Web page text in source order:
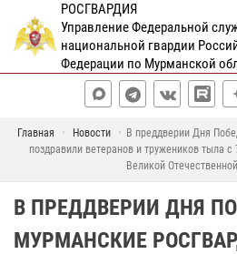
РОСГВАРДИЯ
Управление Федеральной
национальной гвардии
Федерации по Мурманской
Главная Новости
В преддверии Дня
поздравили ветеранов и тружеников тыла
Великой
В ПРЕДДВЕРИИ ДНЯ
МУРМАНСКИЕ